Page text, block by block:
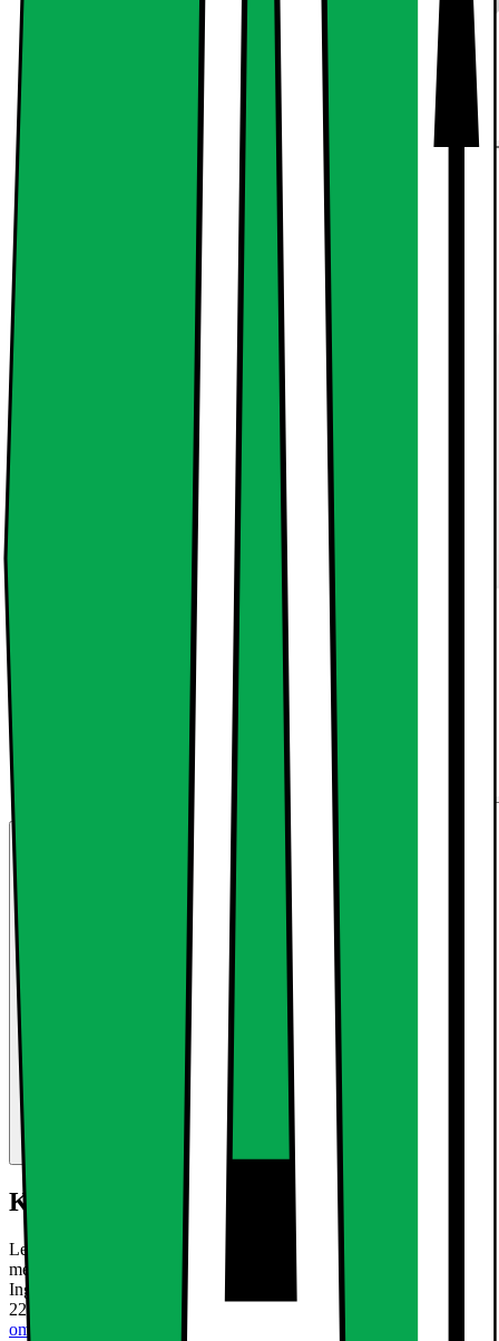
Kort om produktet
Leveringsomfang: 2 x LED panel overflade lampe 12W køle hvid
med transformer Teknisk information: forretning Montering / Cap
Ingen Nominel effekt 12 W Mærkeeffekt 12.5 W Spænding AC
220-240V Power Factor PF 0542 Energi 12 kWh / 1000
om produktet